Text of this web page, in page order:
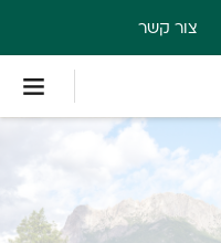
צור קשר